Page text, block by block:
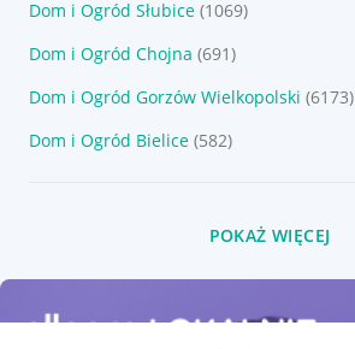
Dom i Ogród Słubice (1069)
Dom i Ogród Chojna (691)
Dom i Ogród Gorzów Wielkopolski (6173)
Dom i Ogród Bielice (582)
POKAŻ WIĘCEJ